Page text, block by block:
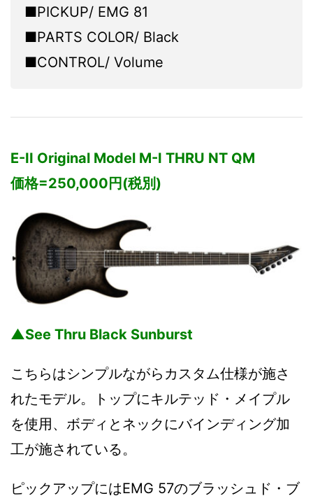
■PICKUP/ EMG 81
■PARTS COLOR/ Black
■CONTROL/ Volume
E-II Original Model M-I THRU NT QM
価格=250,000円(税別)
▲See Thru Black Sunburst
こちらはシンプルながらカスタム仕様が施さ
れたモデル。トップにキルテッド・メイプル
を使用、ボディとネックにバインディング加
工が施されている。
ピックアップにはEMG 57のブラッシュド・ブ